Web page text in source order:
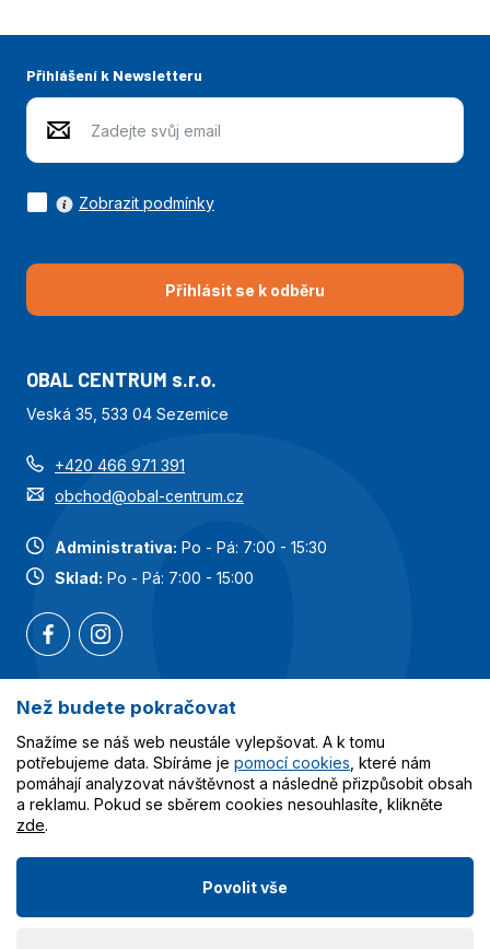
Přihlášení k Newsletteru
Přihlásit se k odběru
Zobrazit podmínky
OBAL CENTRUM s.r.o.
Veská 35, 533 04 Sezemice
+420 466 971 391
obchod@obal-centrum.cz
Administrativa: Po - Pá: 7:00 - 15:30
Sklad: Po - Pá: 7:00 - 15:00
Nejoblíbenější kategorie
Služby
Vše o nákupu
Než budete pokračovat
Snažíme se náš web neustále vylepšovat. A k tomu
potřebujeme data. Sbíráme je pomocí cookies , které nám
pomáhají analyzovat návštěvnost a následně přizpůsobit obsah
a reklamu. Pokud se sběrem cookies nesouhlasíte, klikněte
zde.
Povolit vše